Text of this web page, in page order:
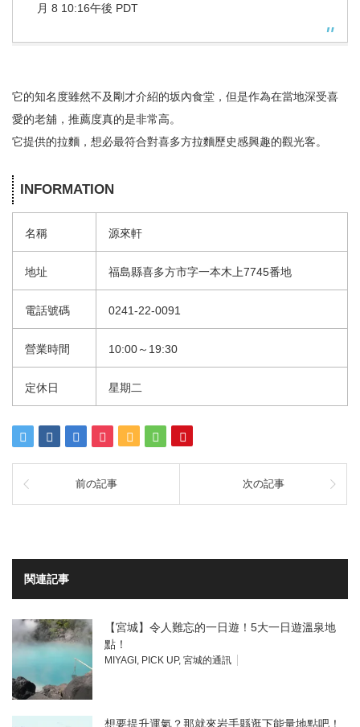
月 8 10:16午後 PDT
它的知名度雖然不及剛才介紹的坂內食堂，但是作為在當地深受喜
愛的老舖，推薦度真的是非常高。
它提供的拉麵，想必最符合對喜多方拉麵歷史感興趣的觀光客。
INFORMATION
名稱 源來軒
地址 福島縣喜多方市字一本木上7745番地
電話號碼 0241-22-0091
營業時間 10:00～19:30
定休日 星期二
前の記事 次の記事
関連記事
【宮城】令人難忘的一日遊！5大一日遊溫泉地
點！
MIYAGI, PICK UP, 宮城的通訊
想要提升運氣？那就來岩手縣逛下能量地點吧！